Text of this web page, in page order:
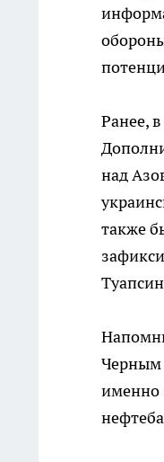
Ранее,
над
также
Черным
именно